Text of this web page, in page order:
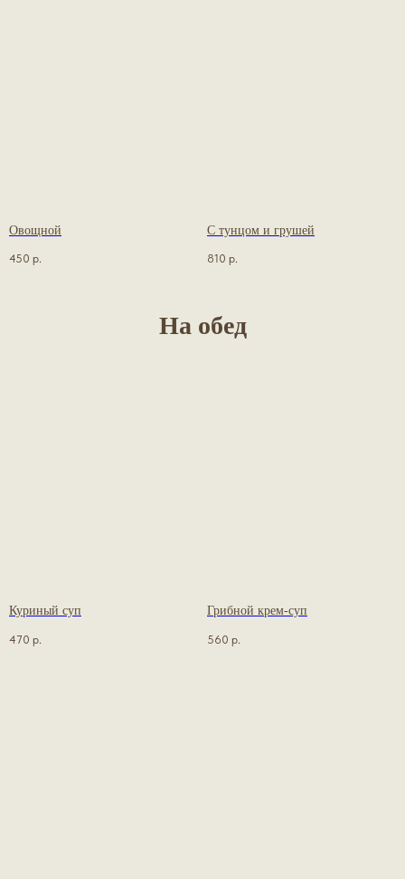
Овощной
450 р.
С тунцом и грушей
810 р.
На обед
Куриный суп
470 р.
Грибной крем-суп
560 р.